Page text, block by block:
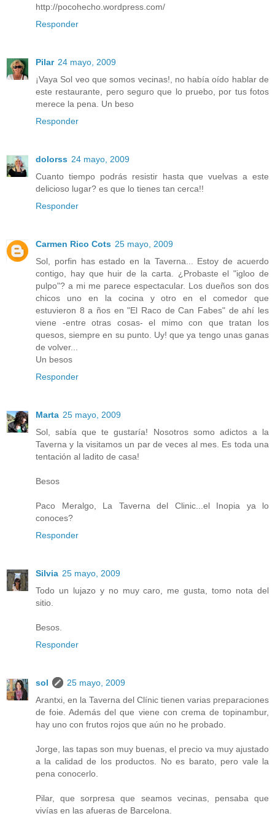
http://pocohecho.wordpress.com/
Responder
Pilar 24 mayo, 2009
¡Vaya Sol veo que somos vecinas!, no había oído hablar de
este restaurante, pero seguro que lo pruebo, por tus fotos
merece la pena. Un beso
Responder
dolorss 24 mayo, 2009
Cuanto tiempo podrás resistir hasta que vuelvas a este
delicioso lugar? es que lo tienes tan cerca!!
Responder
Carmen Rico Cots 25 mayo, 2009
Sol, porfin has estado en la Taverna... Estoy de acuerdo
contigo, hay que huir de la carta. ¿Probaste el "igloo de
pulpo"? a mi me parece espectacular. Los dueños son dos
chicos uno en la cocina y otro en el comedor que
estuvieron 8 a ños en "El Raco de Can Fabes" de ahí les
viene -entre otras cosas- el mimo con que tratan los
quesos, siempre en su punto. Uy! que ya tengo unas ganas
de volver...
Un besos
Responder
Marta 25 mayo, 2009
Sol, sabía que te gustaría! Nosotros somo adictos a la
Taverna y la visitamos un par de veces al mes. Es toda una
tentación al ladito de casa!
Besos
Paco Meralgo, La Taverna del Clinic...el Inopia ya lo
conoces?
Responder
Silvia 25 mayo, 2009
Todo un lujazo y no muy caro, me gusta, tomo nota del
sitio.
Besos.
Responder
sol
25 mayo, 2009
Arantxi, en la Taverna del Clínic tienen varias preparaciones
de foie. Además del que viene con crema de topinambur,
hay uno con frutos rojos que aún no he probado.
Jorge, las tapas son muy buenas, el precio va muy ajustado
a la calidad de los productos. No es barato, pero vale la
pena conocerlo.
Pilar, que sorpresa que seamos vecinas, pensaba que
vivías en las afueras de Barcelona.